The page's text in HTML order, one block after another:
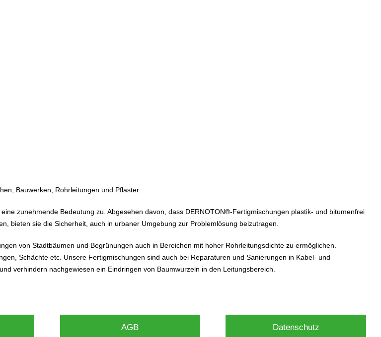
Bauwerken, Rohrleitungen und Pflaster.
zunehmende Bedeutung zu. Abgesehen davon, dass DERNOTON®-Fertigmischungen plastik- und bitumenfrei
bieten sie die Sicherheit, auch in urbaner Umgebung zur Problemlösung beizutragen.
von Stadtbäumen und Begrünungen auch in Bereichen mit hoher Rohrleitungsdichte zu ermöglichen.
Schächte etc. Unsere Fertigmischungen sind auch bei Reparaturen und Sanierungen in Kabel- und
verhindern nachgewiesen ein Eindringen von Baumwurzeln in den Leitungsbereich.
AGB Datenschutz